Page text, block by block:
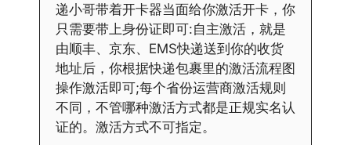
递小哥带着开卡器当面给你激活开卡，你
只需要带上身份证即可:自主激活，就是
由顺丰、京东、EMS快递送到你的收货
地址后，你根据快递包裹里的激活流程图
操作激活即可;每个省份运营商激活规则
不同，不管哪种激活方式都是正规实名认
证的。激活方式不可指定。